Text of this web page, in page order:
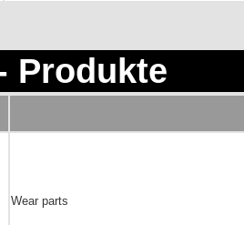
Produkte
Wear parts